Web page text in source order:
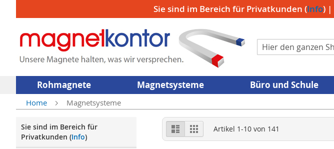
Sie sind im Bereich für Privatkunden (Info) |
Suche
Rohmagnete Magnetsysteme Büro und Schule
Home Magnetsysteme
Ansicht
als
Liste RasterArtikel 1-10 von 141
Sie sind im Bereich für
Privatkunden (Info)